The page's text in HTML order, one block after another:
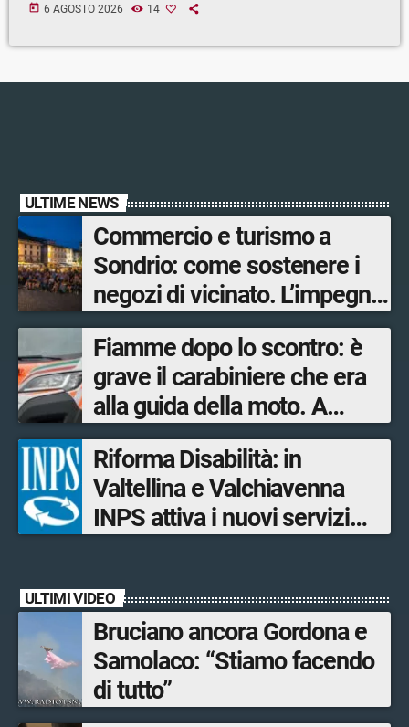
today 6 AGOSTO 2026 14
ULTIME NEWS
Commercio e turismo a
Sondrio: come sostenere i
negozi di vicinato. L’impegno
su più fronti
dell’Amministrazione
comunale per garantire
servizi ai residenti e offrire
opportunità ai turisti
Fiamme dopo lo scontro: è
grave il carabiniere che era
alla guida della moto. A
salvarlo un poliziotto fuori
servizio
Riforma Disabilità: in
Valtellina e Valchiavenna
INPS attiva i nuovi servizi
ULTIMI VIDEO
Bruciano ancora Gordona e
Samolaco: “Stiamo facendo
di tutto”